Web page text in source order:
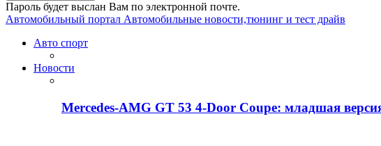
Пароль будет выслан Вам по электронной почте.
Автомобильный портал Автомобильные новости,тюнинг и тест драйв
Авто спорт
Новости
Mercedes-AMG GT 53 4-Door Coupe: младшая